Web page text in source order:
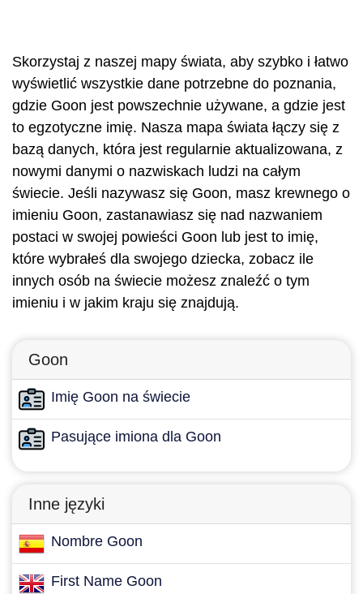
Skorzystaj z naszej mapy świata, aby szybko i łatwo
wyświetlić wszystkie dane potrzebne do poznania,
gdzie Goon jest powszechnie używane, a gdzie jest
to egzotyczne imię. Nasza mapa świata łączy się z
bazą danych, która jest regularnie aktualizowana, z
nowymi danymi o nazwiskach ludzi na całym
świecie. Jeśli nazywasz się Goon, masz krewnego o
imieniu Goon, zastanawiasz się nad nazwaniem
postaci w swojej powieści Goon lub jest to imię,
które wybrałeś dla swojego dziecka, zobacz ile
innych osób na świecie możesz znaleźć o tym
imieniu i w jakim kraju się znajdują.
Goon
Imię Goon na świecie
Pasujące imiona dla Goon
Inne języki
Nombre Goon
First Name Goon